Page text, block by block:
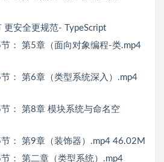
更安全更规范- TypeScript
： 第5章（面向对象编程-类.mp4
： 第6章（类型系统深入）.mp4
： 第8章 模块系统与命名空
： 第9章（装饰器）.mp4 46.02M
： 第二章（类型系统）.mp4